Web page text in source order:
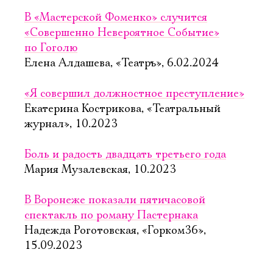
В «Мастерской Фоменко» случится
«Совершенно Невероятное Событие»
по Гоголю
Елена Алдашева, «Театръ», 6.02.2024
«Я совершил должностное преступление»
Екатерина Кострикова, «Театральный
журнал», 10.2023
Боль и радость двадцать третьего года
Мария Музалевская, 10.2023
В Воронеже показали пятичасовой
спектакль по роману Пастернака
Надежда Роготовская, «Горком36»,
15.09.2023